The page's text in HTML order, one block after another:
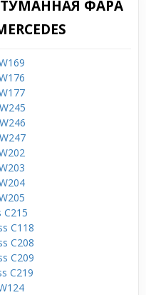
ФАРА
C118
C208
C209
C219